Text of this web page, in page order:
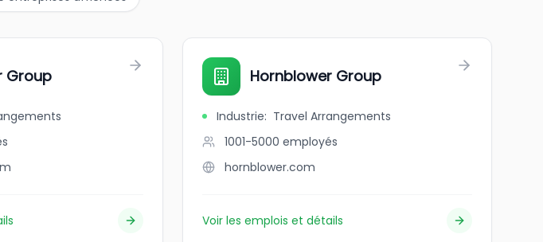
Group Hornblower Group
Industrie: Travel Arrangements
1001-5000 employés
hornblower.com
Voir les emplois et détails